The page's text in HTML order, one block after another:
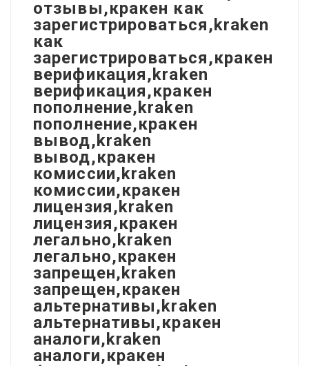
отзывы,кракен как
зарегистрироваться,kraken
как
зарегистрироваться,кракен
верификация,kraken
верификация,кракен
пополнение,kraken
пополнение,кракен
вывод,kraken
вывод,кракен
комиссии,kraken
комиссии,кракен
лицензия,kraken
лицензия,кракен
легально,kraken
легально,кракен
запрещен,kraken
запрещен,кракен
альтернативы,kraken
альтернативы,кракен
аналоги,kraken
аналоги,кракен